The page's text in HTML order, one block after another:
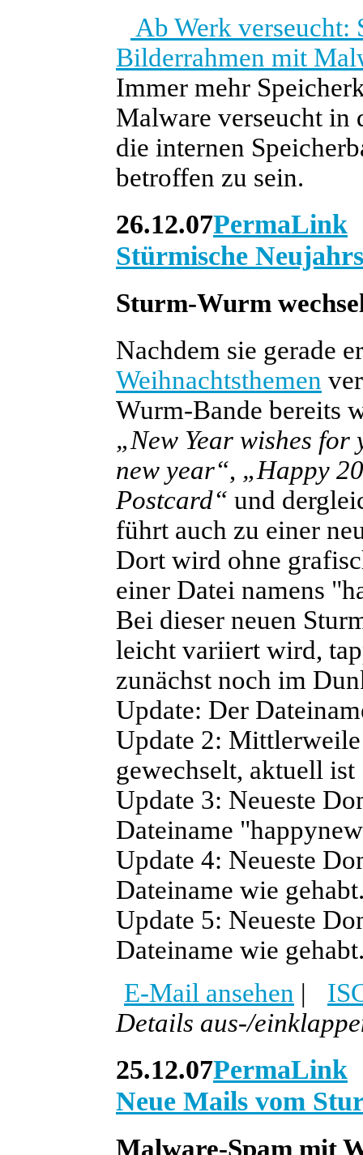
Ab Werk verseucht:
Bilderrahmen mit
Immer mehr
Malware verseucht in
die internen
betroffen zu sein.
26.12.07PermaLink
Stürmische
Sturm-Wurm
Nachdem sie gerade
Weihnachtsthemen
Wurm-Bande bereits
„New Year wishes for
new year“, „Happy
Postcard“ und
führt auch zu einer
Dort wird ohne
einer Datei namens
Bei dieser neuen
leicht variiert wird,
zunächst noch im
Update: Der
Update 2: Mittlerweile
gewechselt, aktuell
Update 3: Neueste
Dateiname
Update 4: Neueste
Dateiname wie
Update 5: Neueste
Dateiname wie
E-Mail ansehen |
Details aus-/
25.12.07PermaLink
Neue Mails vom
Malware-Spam mit